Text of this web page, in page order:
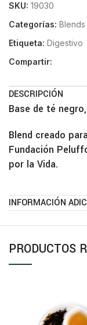
SKU: 19030
Categorías:
Etiqueta: Digestivo
Compartir:
DESCRIPCIÓN
Base de té
Blend creado
Fundación
por la Vida.
INFORMACIÓN
PRODUCTOS